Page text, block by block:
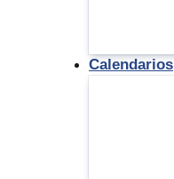
Calendarios